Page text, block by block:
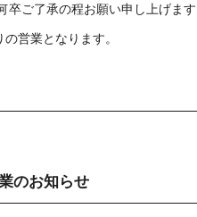
卒ご了承の程お願い申し上げま
営業となります。
のお知らせ